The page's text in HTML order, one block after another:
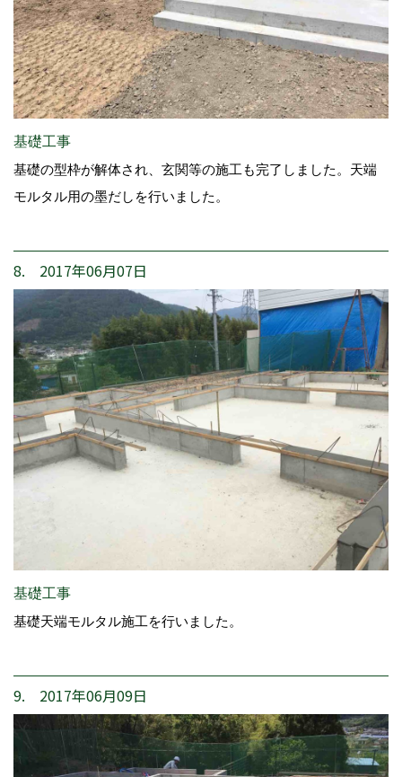
基礎工事
基礎の型枠が解体され、玄関等の施工も完了しました。天端
モルタル用の墨だしを行いました。
8. 2017年06月07日
基礎工事
基礎天端モルタル施工を行いました。
9. 2017年06月09日